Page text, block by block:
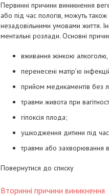
Первинні причини виникнення
або під час пологів, можуть
незадовільними умовами життя.
ментальні розлади. Основні
вживання жінкою алкоголю,
перенесені матір’ю
прийом медикаментів без
травми живота при
гіпоксія плода;
ушкодження дитини під час
травми або захворювання
Повернутися до списку
Вторинні причини виникнення